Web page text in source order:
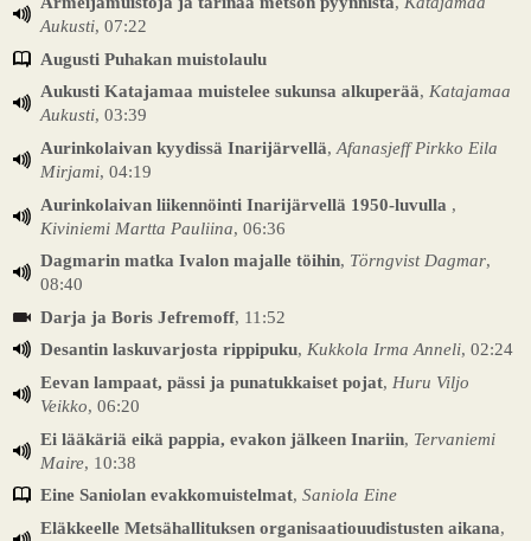
Aukusti, 07:22
Augusti Puhakan muistolaulu
Aukusti Katajamaa muistelee sukunsa alkuperää, Katajamaa
Aukusti, 03:39
Aurinkolaivan kyydissä Inarijärvellä, Afanasjeff Pirkko Eila
Mirjami, 04:19
Aurinkolaivan liikennöinti Inarijärvellä 1950-luvulla ,
Kiviniemi Martta Pauliina, 06:36
Dagmarin matka Ivalon majalle töihin, Törngvist Dagmar,
08:40
Darja ja Boris Jefremoff, 11:52
Desantin laskuvarjosta rippipuku, Kukkola Irma Anneli, 02:24
Eevan lampaat, pässi ja punatukkaiset pojat, Huru Viljo
Veikko, 06:20
Ei lääkäriä eikä pappia, evakon jälkeen Inariin, Tervaniemi
Maire, 10:38
Eine Saniolan evakkomuistelmat, Saniola Eine
Eläkkeelle Metsähallituksen organisaatiouudistusten aikana,